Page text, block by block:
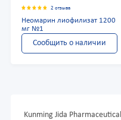
2 отзыва
Неомарин лиофилизат 1200
мг №1
Сообщить о наличии
Kunming Jida